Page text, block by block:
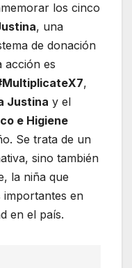
los cinco
, una
de donación
acción es
,
Justina y el
e Higiene
Se trata de un
sino también
la niña que
importantes en
en el país.